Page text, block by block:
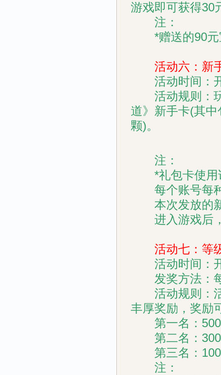
游戏即可获得30
注：
*赠送的90元
活动六：新
活动时间：
活动规则：玩
道》新手卡(其
颗)。
注：
*礼包卡使用
每个账号每种
本次发放的新
进入游戏后，
活动七：等级
活动时间：
发奖方法：
活动规则：活
丰厚奖励，奖励
第一名：500
第二名：300
第三名：100
注：